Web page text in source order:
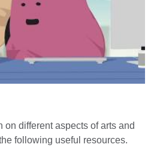
on different aspects of arts and
following useful resources.